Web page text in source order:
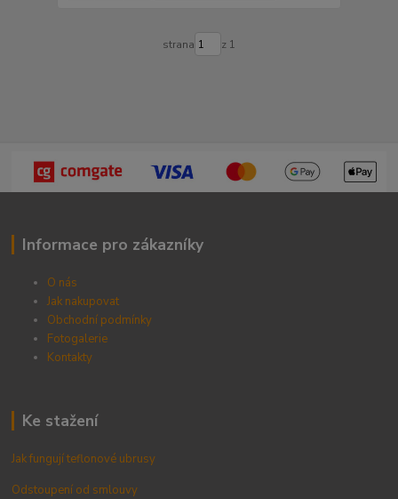
strana z 1
Informace pro zákazníky
O nás
Jak nakupovat
Obchodní podmínky
Fotogalerie
Kontakty
Ke stažení
Jak fungují teflonové ubrusy
Odstoupení od smlouvy